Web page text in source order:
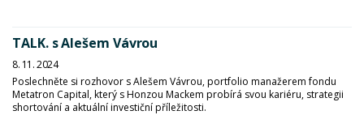
TALK. s Alešem Vávrou
8. 11. 2024
Poslechněte si rozhovor s Alešem Vávrou, portfolio manažerem fondu
Metatron Capital, který s Honzou Mackem probírá svou kariéru, strategii
shortování a aktuální investiční příležitosti.